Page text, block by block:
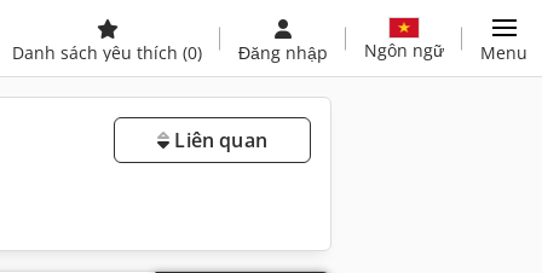
Danh sách yêu thích (0) Đăng nhập Ngôn ngữ Menu
Liên quan